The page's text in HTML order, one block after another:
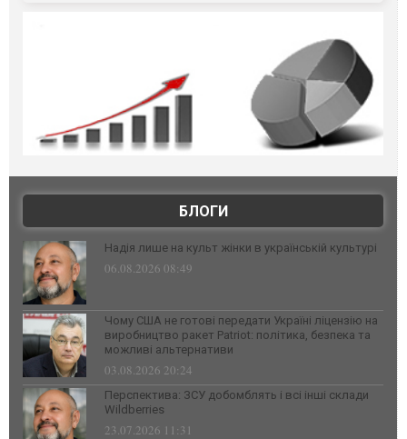
БЛОГИ
Надія лише на культ жінки в українській культурі
06.08.2026 08:49
Чому США не готові передати Україні ліцензію на
виробництво ракет Patriot: політика, безпека та
можливі альтернативи
03.08.2026 20:24
Перспектива: ЗСУ добомблять і всі інші склади
Wildberries
23.07.2026 11:31